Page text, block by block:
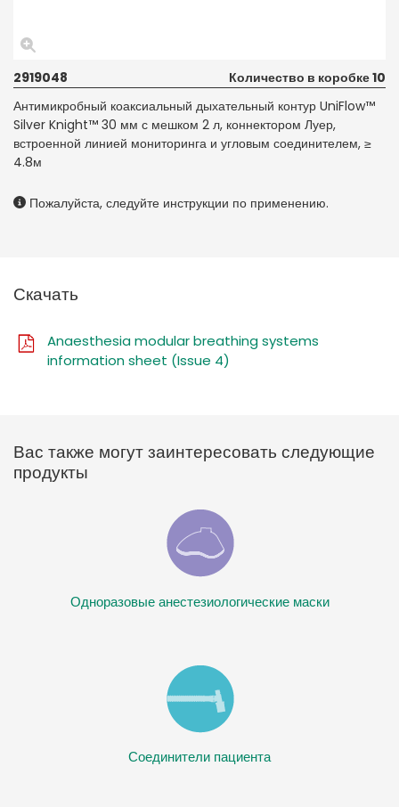
2919048
Количество в коробке 10
Антимикробный коаксиальный дыхательный контур UniFlow™
Silver Knight™ 30 мм с мешком 2 л, коннектором Луер,
встроенной линией мониторинга и угловым соединителем, ≥
4.8м
Пожалуйста, следуйте инструкции по применению.
Скачать
Anaesthesia modular breathing systems
information sheet (Issue 4)
Вас также могут заинтересовать следующие
продукты
Одноразовые анестезиологические маски
Соединители пациента